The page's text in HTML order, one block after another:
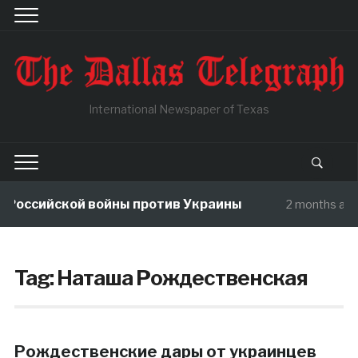
International Newspaper of Texas
войны против Украины 2 months ago
Tag:Наташа Рождественская
Рождественские дары от украинцев